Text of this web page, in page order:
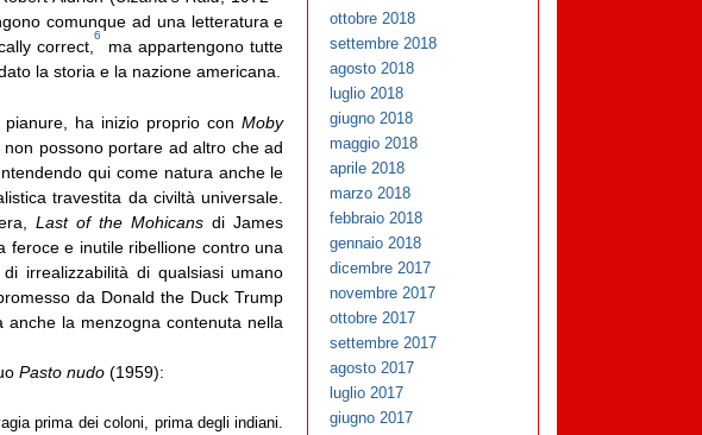
comunque ad una letteratura e
correct,
6
ma appartengono tutte
la storia e la nazione americana.
pianure, ha inizio proprio conMoby
possono portare ad altro che ad
qui come natura anche le
travestita da civiltà universale.
Last of the Mohicans di James
feroce e inutile ribellione contro una
irrealizzabilità di qualsiasi umano
da Donald the Duck Trump
la menzogna contenuta nella
Pasto nudo(1959):
prima dei coloni, prima degli indiani.
ottobre 2018
settembre 2018
agosto 2018
luglio 2018
giugno 2018
maggio 2018
aprile 2018
marzo 2018
febbraio 2018
gennaio 2018
dicembre 2017
novembre 2017
ottobre 2017
settembre 2017
agosto 2017
luglio 2017
giugno 2017